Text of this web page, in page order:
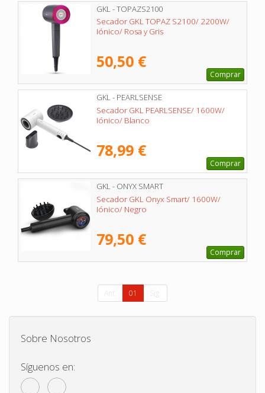
GKL - TOPAZS2100
Secador GKL TOPAZ S2100/ 2200W/
Iónico/ Rosa y Gris
50,50 €
Comprar
GKL - PEARLSENSE
Secador GKL PEARLSENSE/ 1600W/
Iónico/ Blanco
78,99 €
Comprar
GKL - ONYX SMART
Secador GKL Onyx Smart/ 1600W/
Iónico/ Negro
79,50 €
Comprar
Ant. 01 Sig.
Sobre Nosotros
Síguenos en: